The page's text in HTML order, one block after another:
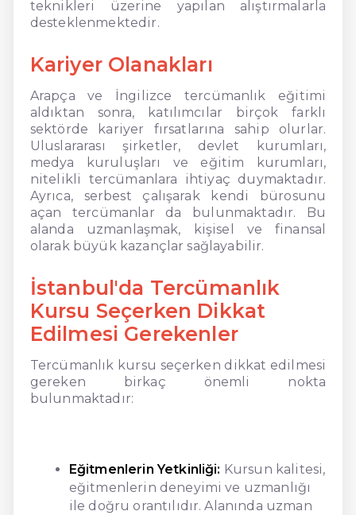
teknikleri üzerine yapılan alıştırmalarla
desteklenmektedir.
Kariyer Olanakları
Arapça ve İngilizce tercümanlık eğitimi
aldıktan sonra, katılımcılar birçok farklı
sektörde kariyer fırsatlarına sahip olurlar.
Uluslararası şirketler, devlet kurumları,
medya kuruluşları ve eğitim kurumları,
nitelikli tercümanlara ihtiyaç duymaktadır.
Ayrıca, serbest çalışarak kendi bürosunu
açan tercümanlar da bulunmaktadır. Bu
alanda uzmanlaşmak, kişisel ve finansal
olarak büyük kazançlar sağlayabilir.
İstanbul'da Tercümanlık
Kursu Seçerken Dikkat
Edilmesi Gerekenler
Tercümanlık kursu seçerken dikkat edilmesi
gereken birkaç önemli nokta
bulunmaktadır:
Eğitmenlerin Yetkinliği: Kursun kalitesi,
eğitmenlerin deneyimi ve uzmanlığı
ile doğru orantılıdır. Alanında uzman